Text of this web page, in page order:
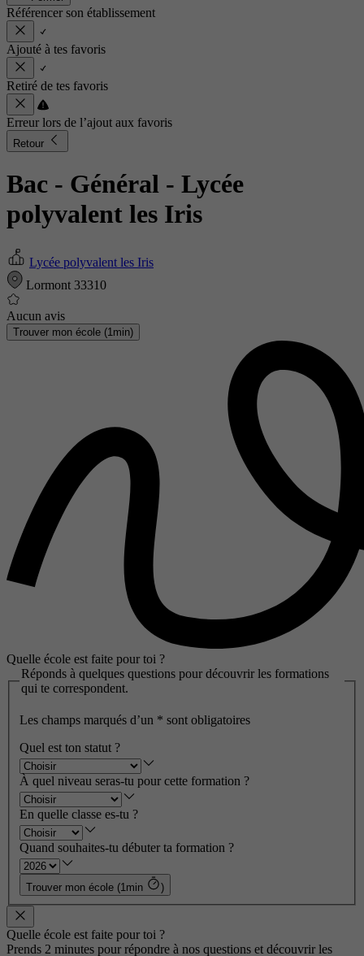
Référencer son établissement
Ajouté à tes favoris
Retiré de tes favoris
Erreur lors de l’ajout aux favoris
Retour
Bac - Général - Lycée
polyvalent les Iris
Lycée polyvalent les Iris
Lormont 33310
Aucun avis
Trouver mon école (1min)
Quelle école est faite pour toi ?
Réponds à quelques questions pour découvrir les formations
qui te correspondent.
Les champs marqués d’un * sont obligatoires
Quel est ton statut ?
À quel niveau seras-tu pour cette formation ?
En quelle classe es-tu ?
Quand souhaites-tu débuter ta formation ?
Trouver mon école (1min )
Quelle école est faite pour toi ?
Prends 2 minutes pour répondre à nos questions et découvrir les